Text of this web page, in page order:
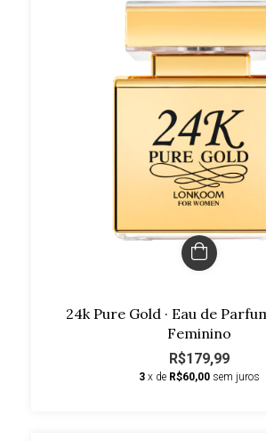
24k Pure Gold · Eau de
Feminino
R$179,99
3 x de R$60,00 sem juros